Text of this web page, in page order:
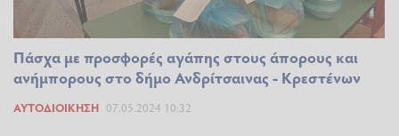
Πάσχα με προσφορές αγάπης στους άπορους και
ανήμπορους στο δήμο Ανδρίτσαινας - Κρεστένων
ΑΥΤΟΔΙΟΊΚΗΣΗ 07.05.2024 10:32